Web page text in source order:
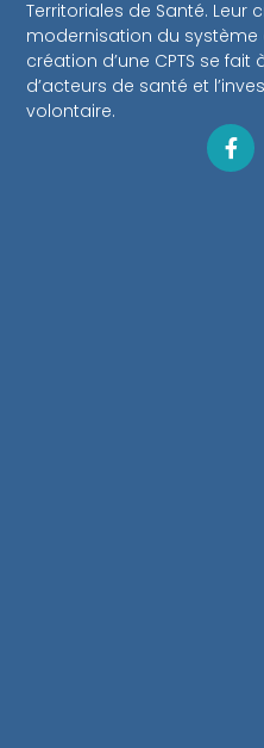
Territoriales de Santé. Leur
modernisation du système
création d’une CPTS se fait
d’acteurs de santé et
volontaire.